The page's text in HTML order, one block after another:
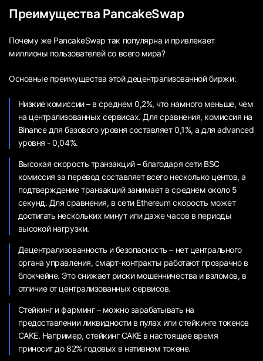
Преимущества PancakeSwap
Почему же PancakeSwap так популярна и привлекает
миллионы пользователей со всего мира?
Основные преимущества этой децентрализованной биржи:
Низкие комиссии – в среднем 0,2%, что намного меньше, чем
на централизованных сервисах. Для сравнения, комиссия на
Binance для базового уровня составляет 0,1%, а для advanced
уровня - 0,04%.
Высокая скорость транзакций – благодаря сети BSC
комиссия за перевод составляет всего несколько центов, а
подтверждение транзакций занимает в среднем около 5
секунд. Для сравнения, в сети Ethereum скорость может
достигать нескольких минут или даже часов в периоды
высокой нагрузки.
Децентрализованность и безопасность – нет центрального
органа управления, смарт-контракты работают прозрачно в
блокчейне. Это снижает риски мошенничества и взломов, в
отличие от централизованных сервисов.
Стейкинг и фарминг – можно зарабатывать на
предоставлении ликвидности в пулах или стейкинге токенов
CAKE. Например, стейкинг CAKE в настоящее время
приносит до 82% годовых в нативном токене.